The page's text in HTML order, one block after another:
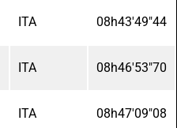
ITA 08h43'49"44
ITA 08h46'53"70
ITA 08h47'09"08